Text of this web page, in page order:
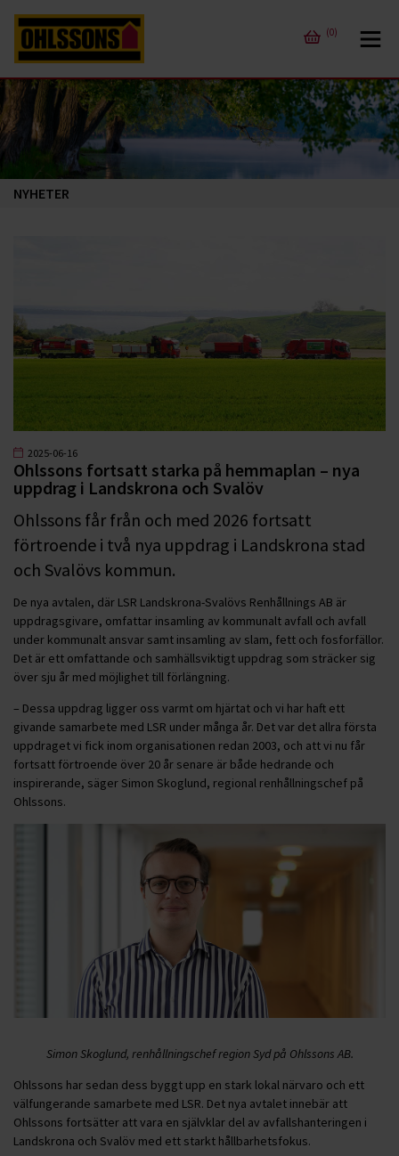
(0)
NYHETER
2025-06-16
Ohlssons fortsatt starka på hemmaplan – nya
uppdrag i Landskrona och Svalöv
Ohlssons får från och med 2026 fortsatt
förtroende i två nya uppdrag i Landskrona stad
och Svalövs kommun.
De nya avtalen, där LSR Landskrona-Svalövs Renhållnings AB är
uppdragsgivare, omfattar insamling av kommunalt avfall och avfall
under kommunalt ansvar samt insamling av slam, fett och fosforfällor.
Det är ett omfattande och samhällsviktigt uppdrag som sträcker sig
över sju år med möjlighet till förlängning.
– Dessa uppdrag ligger oss varmt om hjärtat och vi har haft ett
givande samarbete med LSR under många år. Det var det allra första
uppdraget vi fick inom organisationen redan 2003, och att vi nu får
fortsatt förtroende över 20 år senare är både hedrande och
inspirerande, säger Simon Skoglund, regional renhållningschef på
Ohlssons.
Simon Skoglund, renhållningschef region Syd på Ohlssons AB.
Ohlssons har sedan dess byggt upp en stark lokal närvaro och ett
välfungerande samarbete med LSR. Det nya avtalet innebär att
Ohlssons fortsätter att vara en självklar del av avfallshanteringen i
Landskrona och Svalöv med ett starkt hållbarhetsfokus.